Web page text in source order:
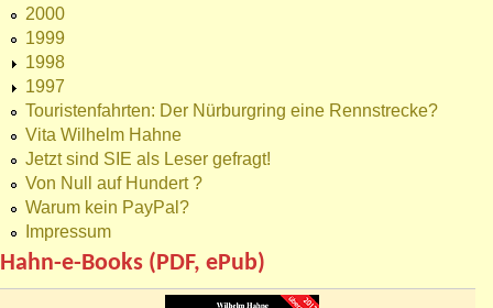
2000
1999
1998
1997
Touristenfahrten: Der Nürburgring eine Rennstrecke?
Vita Wilhelm Hahne
Jetzt sind SIE als Leser gefragt!
Von Null auf Hundert ?
Warum kein PayPal?
Impressum
Hahn-e-Books (PDF, ePub)